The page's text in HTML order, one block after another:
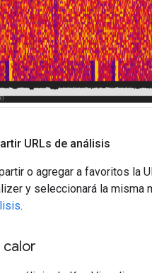
URLs de análisis
o agregar a favoritos la
y seleccionará la misma
.
calor